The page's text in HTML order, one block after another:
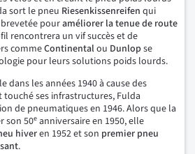
sort le pneu Riesenkissenreifen qui
pouraméliorer la tenue de route
rencontrera un vif succès et de
commeContinentalou Dunlopse
pour leurs solutions poids lourds.
dans les années 1940 à cause des
ses infrastructures, Fulda
de pneumatiques en 1946. Alors que la
son 50e anniversaire en 1950, elle
hiveren 1952 et son premier pneu
.